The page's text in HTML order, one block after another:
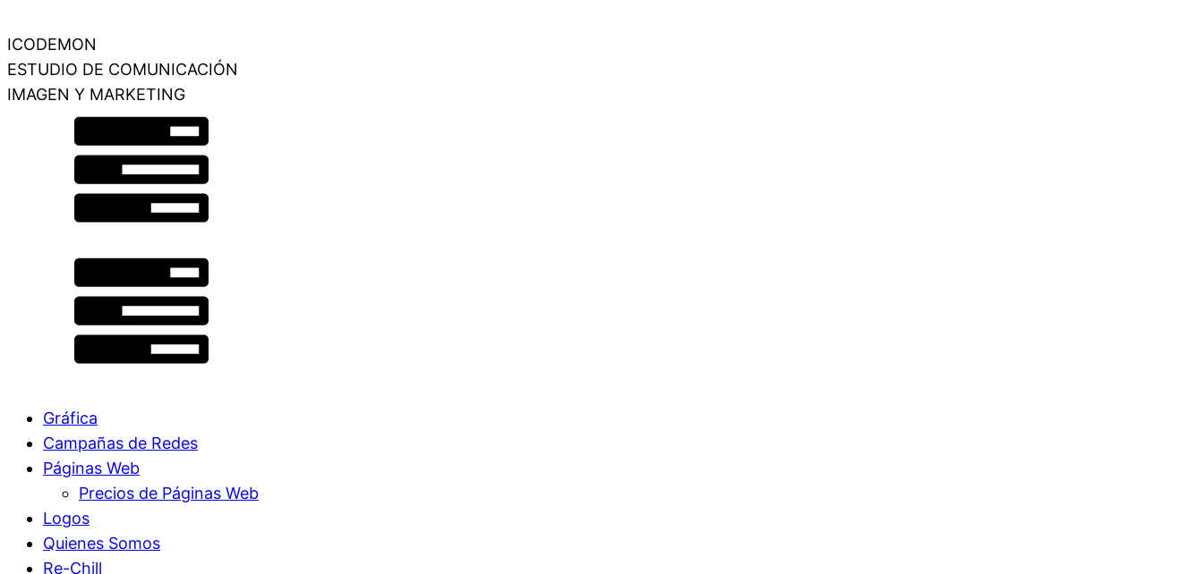
ICODEMON
ESTUDIO DE COMUNICACIÓN
IMAGEN Y MARKETING
Páginas WEB
Gráfica
Campañas de Redes
Páginas Web
Precios de Páginas Web
Logos
Quienes Somos
Re-Chill